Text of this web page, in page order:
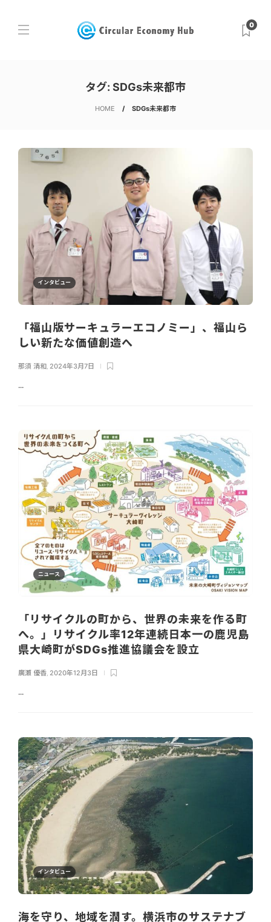
0
タグ: SDGs未来都市
HOME SDGs未来都市
インタビュー
「福山版サーキュラーエコノミー」、福山ら
しい新たな価値創造へ
那須 清和 2024年3月7日
...
ニュース
「リサイクルの町から、世界の未来を作る町
へ。」リサイクル率12年連続日本一の鹿児島
県大崎町がSDGs推進協議会を設立
廣瀬 優香 2020年12月3日
...
インタビュー
海を守り、地域を潤す。横浜市のサステナブ